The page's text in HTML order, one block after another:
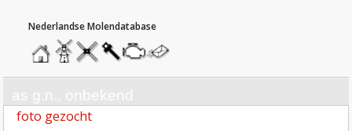
homemolendatabase
roedendatabase
assendatabase
motorendatabase
stuur
een
bericht
as g.n., onbekend
foto gezocht